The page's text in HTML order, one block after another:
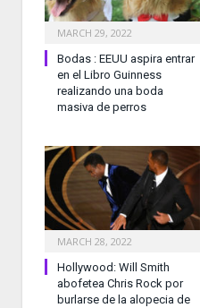
MARCH 29, 2022
Bodas : EEUU aspira entrar
en el Libro Guinness
realizando una boda
masiva de perros
MARCH 28, 2022
Hollywood: Will Smith
abofetea Chris Rock por
burlarse de la alopecia de